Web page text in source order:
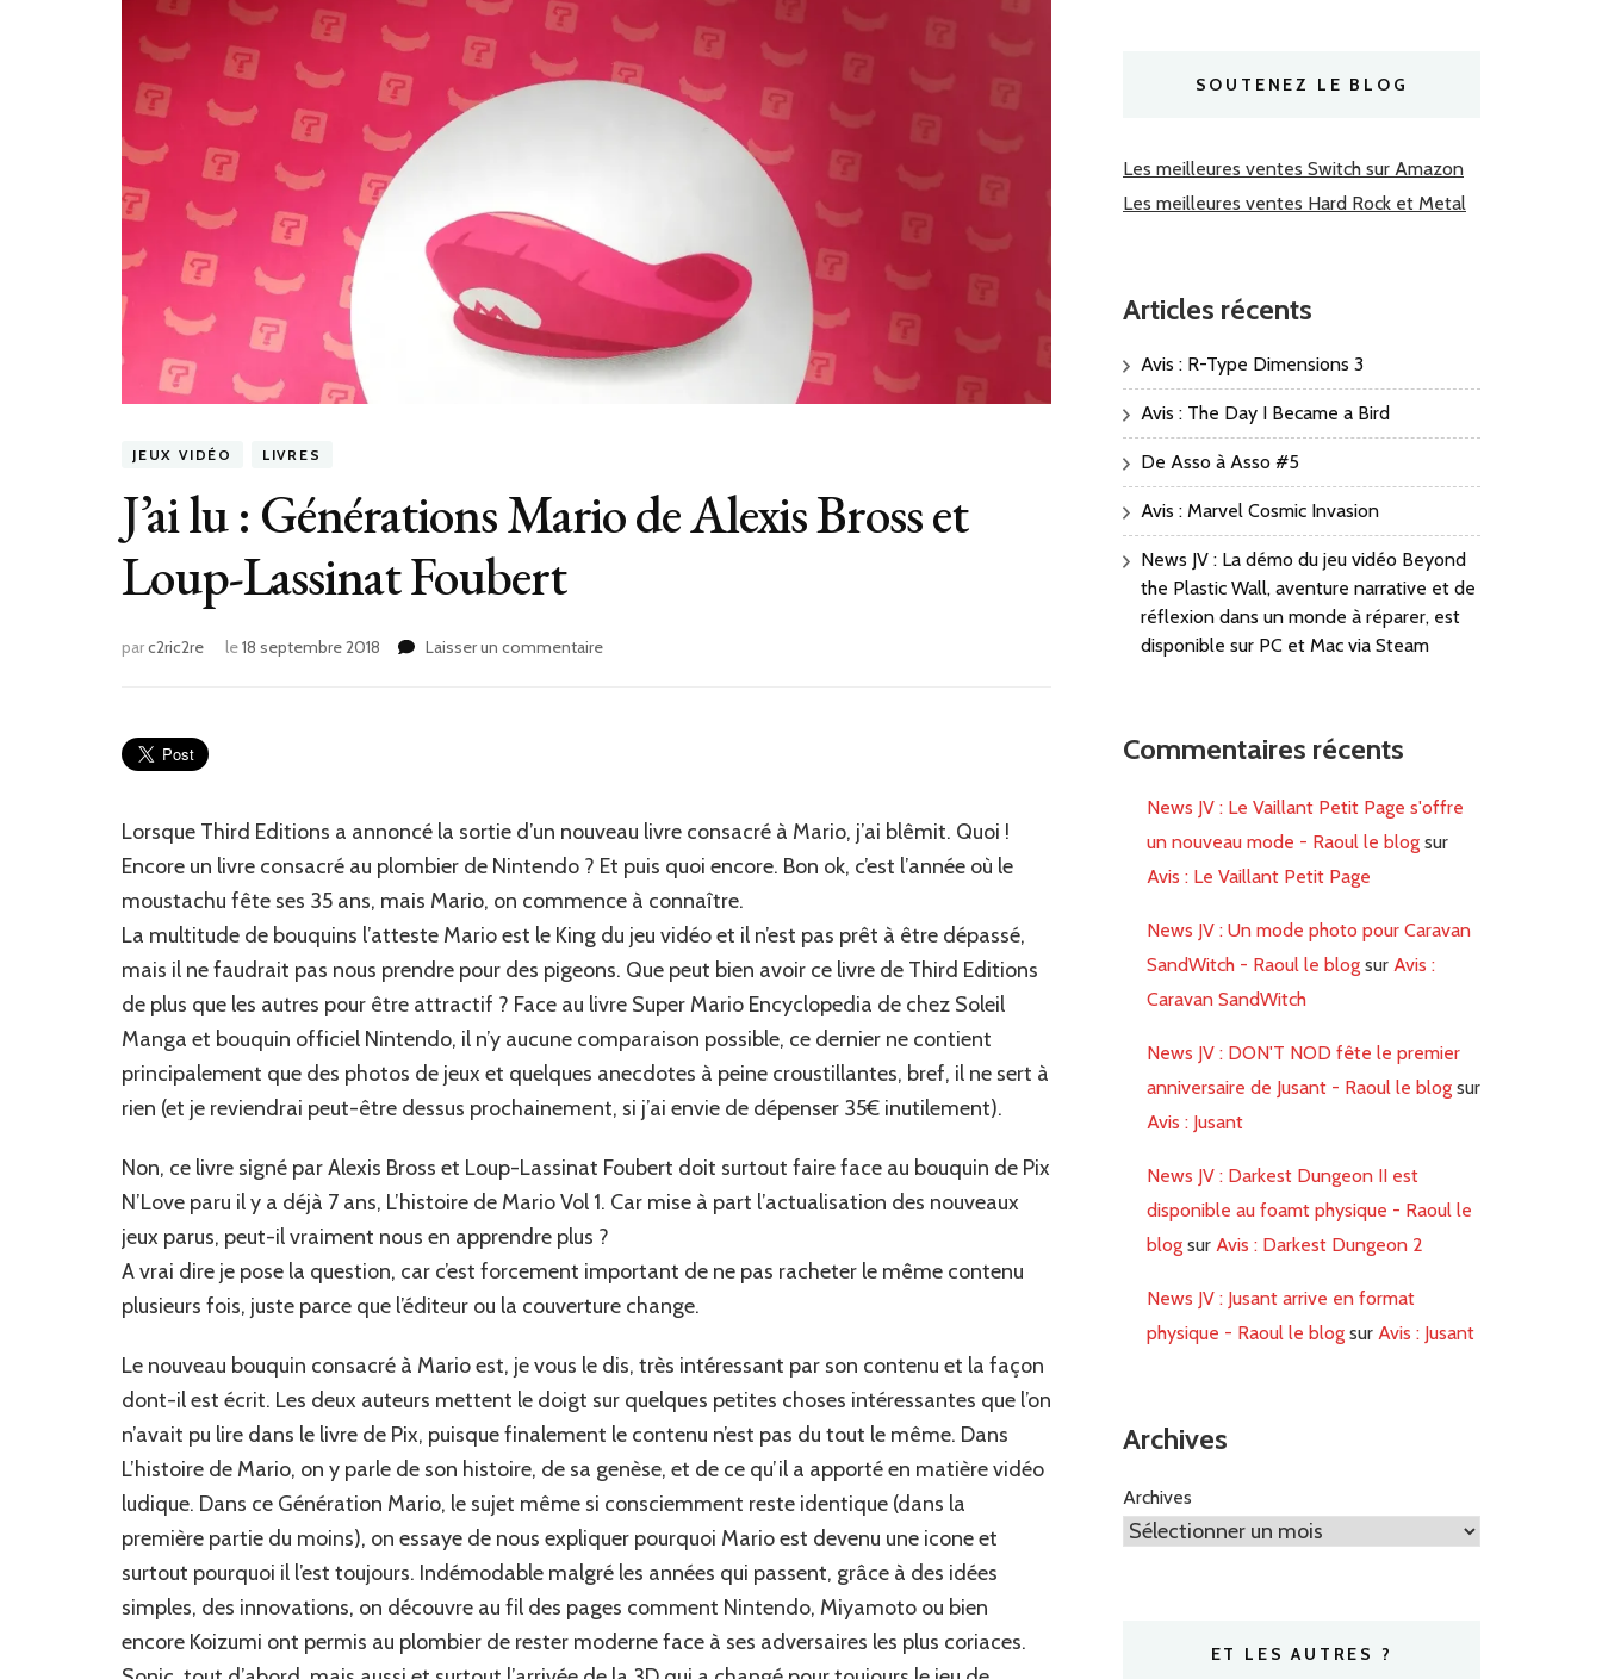
JEUX VIDÉO LIVRES
J’ai lu : Générations Mario de Alexis Bross et
Loup-Lassinat Foubert
parc2ric2re le18 septembre 2018 Laisser un commentairesur
Bross
et
Loup-
Lassinat
Foubert
Lorsque Third Editions a annoncé la sortie d’un nouveau livre consacré à Mario, j’ai blêmit. Quoi !
Encore un livre consacré au plombier de Nintendo ? Et puis quoi encore. Bon ok, c’est l’année où le
moustachu fête ses 35 ans, mais Mario, on commence à connaître.
La multitude de bouquins l’atteste Mario est le King du jeu vidéo et il n’est pas prêt à être dépassé,
mais il ne faudrait pas nous prendre pour des pigeons. Que peut bien avoir ce livre de Third Editions
de plus que les autres pour être attractif ? Face au livre Super Mario Encyclopedia de chez Soleil
Manga et bouquin officiel Nintendo, il n’y aucune comparaison possible, ce dernier ne contient
principalement que des photos de jeux et quelques anecdotes à peine croustillantes, bref, il ne sert à
rien (et je reviendrai peut-être dessus prochainement, si j’ai envie de dépenser 35€ inutilement).
Non, ce livre signé par Alexis Bross et Loup-Lassinat Foubert doit surtout faire face au bouquin de Pix
N’Love paru il y a déjà 7 ans, L’histoire de Mario Vol 1. Car mise à part l’actualisation des nouveaux
jeux parus, peut-il vraiment nous en apprendre plus ?
A vrai dire je pose la question, car c’est forcement important de ne pas racheter le même contenu
plusieurs fois, juste parce que l’éditeur ou la couverture change.
Le nouveau bouquin consacré à Mario est, je vous le dis, très intéressant par son contenu et la façon
dont-il est écrit. Les deux auteurs mettent le doigt sur quelques petites choses intéressantes que l’on
n’avait pu lire dans le livre de Pix, puisque finalement le contenu n’est pas du tout le même. Dans
L’histoire de Mario, on y parle de son histoire, de sa genèse, et de ce qu’il a apporté en matière vidéo
ludique. Dans ce Génération Mario, le sujet même si consciemment reste identique (dans la
première partie du moins), on essaye de nous expliquer pourquoi Mario est devenu une icone et
surtout pourquoi il l’est toujours. Indémodable malgré les années qui passent, grâce à des idées
simples, des innovations, on découvre au fil des pages comment Nintendo, Miyamoto ou bien
encore Koizumi ont permis au plombier de rester moderne face à ses adversaires les plus coriaces.
SOUTENEZ LE BLOG
Les meilleures ventes Switch sur Amazon
Les meilleures ventes Hard Rock et Metal
Articles récents
Avis : R-Type Dimensions 3
Avis : The Day I Became a Bird
De Asso à Asso #5
Avis : Marvel Cosmic Invasion
News JV : La démo du jeu vidéo Beyond
the Plastic Wall, aventure narrative et de
réflexion dans un monde à réparer, est
disponible sur PC et Mac via Steam
Commentaires récents
News JV : Le Vaillant Petit Page s'offre
un nouveau mode - Raoul le blog sur
Avis : Le Vaillant Petit Page
News JV : Un mode photo pour Caravan
SandWitch - Raoul le blog sur Avis :
Caravan SandWitch
News JV : DON'T NOD fête le premier
anniversaire de Jusant - Raoul le blog sur
Avis : Jusant
News JV : Darkest Dungeon II est
disponible au foamt physique - Raoul le
blog sur Avis : Darkest Dungeon 2
News JV : Jusant arrive en format
physique - Raoul le blog sur Avis : Jusant
Archives
Archives
ET LES AUTRES ?